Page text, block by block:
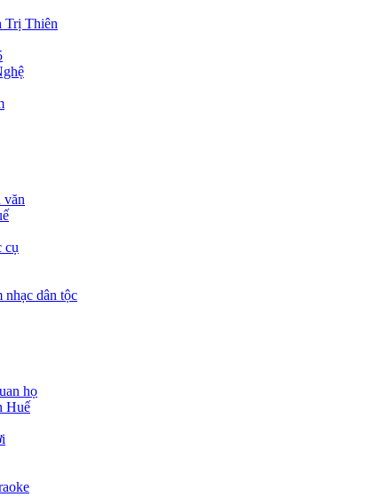
Trị Thiên
văn
cụ
nhạc dân tộc
họ
Huế